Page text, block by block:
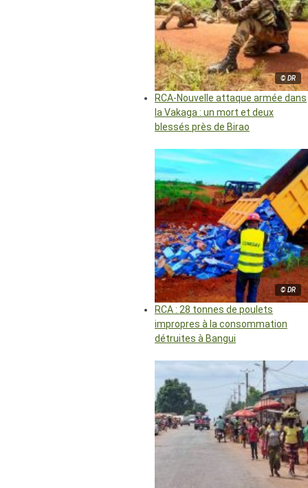
© DR
RCA-Nouvelle attaque armée dans
la Vakaga : un mort et deux
blessés près de Birao
© DR
RCA : 28 tonnes de poulets
impropres à la consommation
détruites à Bangui